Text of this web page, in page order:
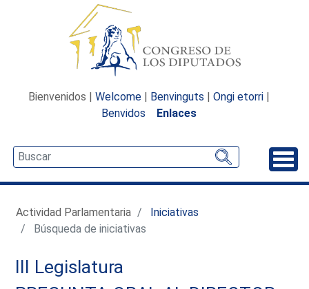
Bienvenidos | Welcome | Benvinguts | Ongi etorri |
Benvidos
Enlaces
Actividad Parlamentaria
Iniciativas
Búsqueda de iniciativas
III Legislatura